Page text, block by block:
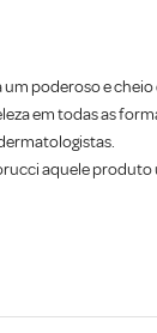
poderoso e
em todas as
aquele